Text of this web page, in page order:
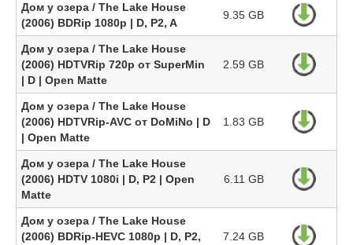
Дом у озера / The Lake House
(2006) BDRip 1080p | D, P2, A
9.35 GB
Дом у озера / The Lake House
(2006) HDTVRip 720p от SuperMin
| D | Open Matte
2.59 GB
Дом у озера / The Lake House
(2006) HDTVRip-AVC от DoMiNo | D
| Open Matte
1.83 GB
Дом у озера / The Lake House
(2006) HDTV 1080i | D, P2 | Open
Matte
6.11 GB
Дом у озера / The Lake House
(2006) BDRip-HEVC 1080p | D, P2,
7.24 GB